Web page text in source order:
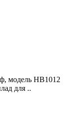
модель HB1012
для ..